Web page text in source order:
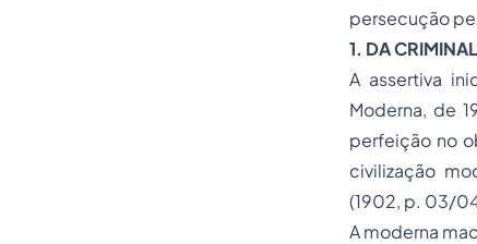
persecução
1. DA
A assertiva
Moderna, de
perfeição no
civilização
(1902, p. 03/
A moderna